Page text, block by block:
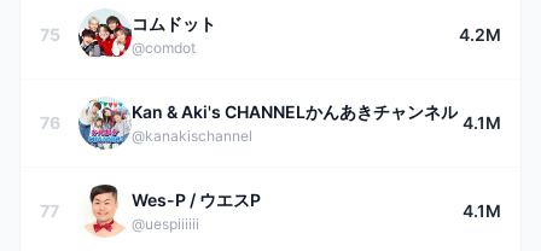
75
コムドット
@comdot
4.2M
76
Kan & Aki's CHANNELかんあきチャンネル
@kanakischannel
4.1M
77
Wes-P / ウエスP
@uespiiiiii
4.1M